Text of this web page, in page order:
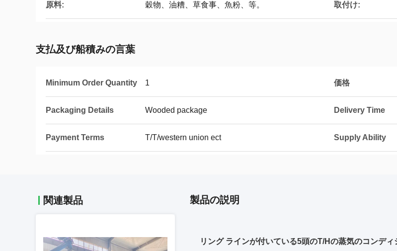
原料: 穀物、油糟、草食事、魚粉、等。 取付け:
支払及び船積みの言葉
Minimum Order Quantity 1 価格
Packaging Details Wooded package Delivery Time
Payment Terms T/T/western union ect Supply Ability
関連製品 製品の説明
リング ラインが付いている5頭のT/Hの蒸気のコンデ